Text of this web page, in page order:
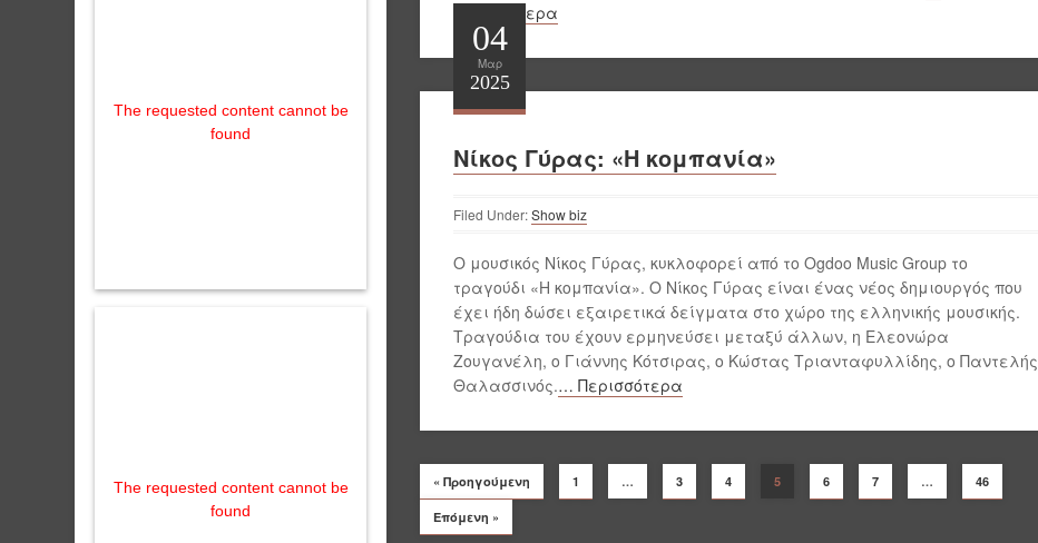
The requested content cannot be
found
The requested content cannot be
found
Περισσότερα
04
Μαρ
2025
Νίκος Γύρας: «Η κομπανία»
Filed Under:Show biz
Ο μουσικός Νίκος Γύρας, κυκλοφορεί από το Ogdoo Music Group το
τραγούδι «Η κομπανία». Ο Νίκος Γύρας είναι ένας νέος δημιουργός που
έχει ήδη δώσει εξαιρετικά δείγματα στο χώρο της ελληνικής μουσικής.
Τραγούδια του έχουν ερμηνεύσει μεταξύ άλλων, η Ελεονώρα
Ζουγανέλη, ο Γιάννης Κότσιρας, ο Κώστας Τριανταφυλλίδης, ο Παντελής
Θαλασσινός.… Περισσότερα
« Προηγούμενη 1 … 3 4 5 6 7 … 46
Επόμενη »